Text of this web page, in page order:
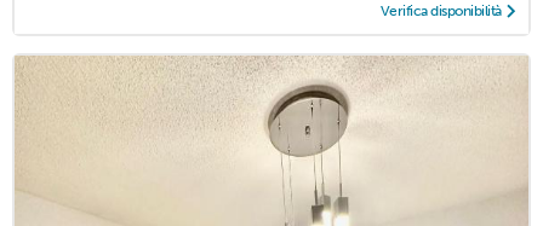
Verifica disponibilità